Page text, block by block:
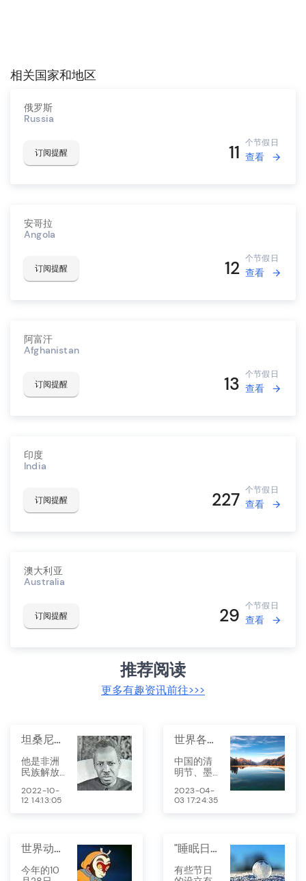
相关国家和地区
俄罗斯
Russia
订阅提醒 11 个节假日
查看
安哥拉
Angola
订阅提醒 12 个节假日
查看
阿富汗
Afghanistan
订阅提醒 13 个节假日
查看
印度
India
订阅提醒 227 个节假日
查看
澳大利亚
Australia
订阅提醒 29 个节假日
查看
推荐阅读
更多有趣资讯前往>>>
坦桑尼亚尼雷尔日
他是非洲
民族解放
驱者，他
是坦桑尼
亚成为非
不可多得
2022-10-
12 14:13:05
世界各地的清明节：庆祝亡灵的独特习俗与故事
中国的清
明节、墨
灵节等鬼
节，都是
崇和怀
篇文章
2023-04-
03 17:24:35
世界动画日 找寻童时记忆中的国产动画
今年的10
"睡眠日""微笑日"这些冷门节日，知道几个？
有些节日